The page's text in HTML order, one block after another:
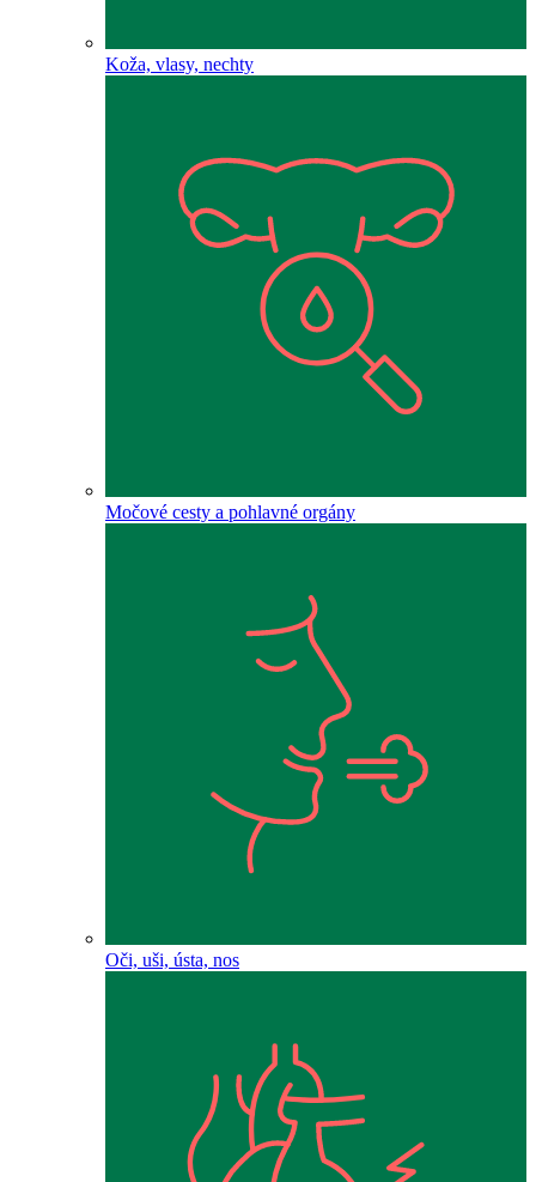
Koža, vlasy, nechty
Močové cesty a pohlavné orgány
Oči, uši, ústa, nos